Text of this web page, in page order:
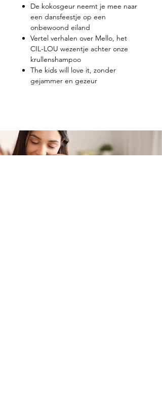
De kokosgeur neemt je mee naar
een dansfeestje op een
onbewoond eiland
Vertel verhalen over Mello, het
CIL-LOU wezentje achter onze
krullenshampoo
The kids will love it, zonder
gejammer en gezeur